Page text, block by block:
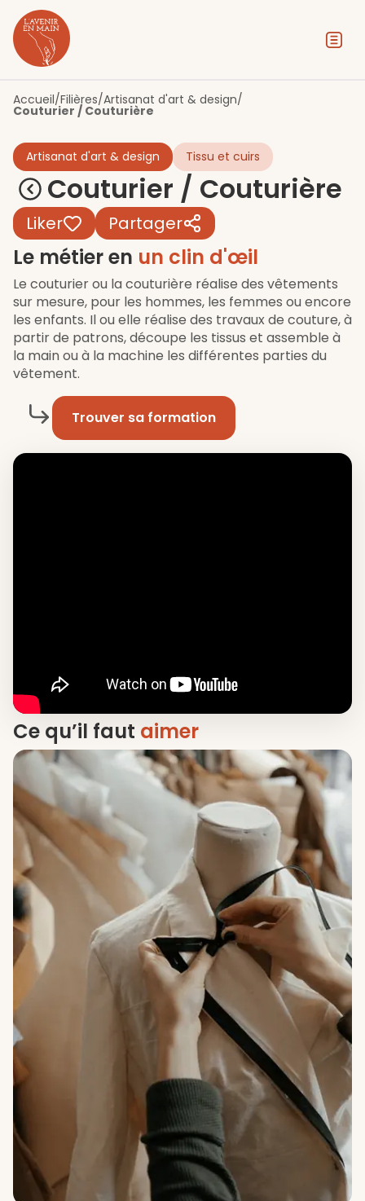
Contenu
Menu
Pied de page
Accueil/Filières/Artisanat d'art & design/
Couturier / Couturière
Artisanat d'art & design Tissu et cuirs
Couturier / Couturière
Liker Partager
Le métier en un clin d'œil
Le couturier ou la couturière réalise des vêtements
sur mesure, pour les hommes, les femmes ou encore
les enfants. Il ou elle réalise des travaux de couture, à
partir de patrons, découpe les tissus et assemble à
la main ou à la machine les différentes parties du
vêtement.
Trouver sa formation
Ce qu’il faut aimer